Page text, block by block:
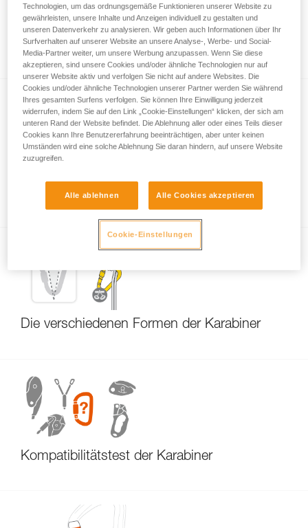
Wichtige Informationen zum Thema
Karabiner
Karabiner.
Die verschiedenen Formen der Karabiner
Kompatibilitätstest der Karabiner
Technologien, um das ordnungsgemäße Funktionieren unserer Website zu
gewährleisten, unsere Inhalte und Anzeigen individuell zu gestalten und
unseren Datenverkehr zu analysieren. Wir geben auch Informationen über Ihr
Surfverhalten auf unserer Website an unsere Analyse-, Werbe- und Social-
Media-Partner weiter, um unsere Werbung anzupassen. Wenn Sie diese
akzeptieren, sind unsere Cookies und/oder ähnliche Technologien nur auf
unserer Website aktiv und verfolgen Sie nicht auf andere Websites. Die
Cookies und/oder ähnliche Technologien unserer Partner werden Sie während
Ihres gesamten Surfens verfolgen. Sie können Ihre Einwilligung jederzeit
widerrufen, indem Sie auf den Link „Cookie-Einstellungen“ klicken, der sich am
unteren Rand der Website befindet. Die Ablehnung aller oder eines Teils dieser
Cookies kann Ihre Benutzererfahrung beeinträchtigen, aber unter keinen
Umständen wird eine solche Ablehnung Sie daran hindern, auf unsere Website
zuzugreifen.
Alle ablehnen Alle Cookies akzeptieren
Cookie-Einstellungen